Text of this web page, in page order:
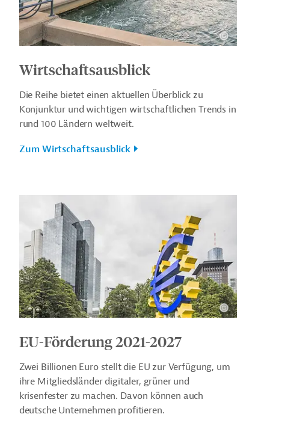
Wirtschaftsausblick
Die Reihe bietet einen aktuellen Überblick zu
Konjunktur und wichtigen wirtschaftlichen Trends in
rund 100 Ländern weltweit.
Zum Wirtschaftsausblick
EU-Förderung 2021-2027
Zwei Billionen Euro stellt die EU zur Verfügung, um
ihre Mitgliedsländer digitaler, grüner und
krisenfester zu machen. Davon können auch
deutsche Unternehmen profitieren.